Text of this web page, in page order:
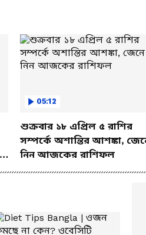
05:12
শুক্রবার ১৮ এপ্রিল ৫ রাশির
সম্পর্কে অশান্তির আশঙ্কা,
নিন আজকের রাশিফল